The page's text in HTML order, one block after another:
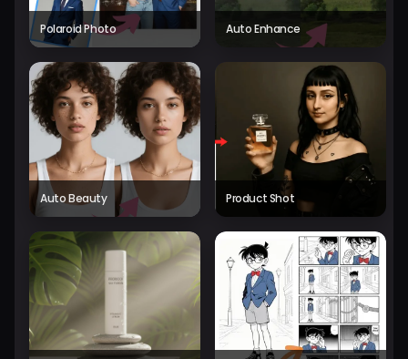
Polaroid Photo Auto Enhance
Auto Beauty Product Shot